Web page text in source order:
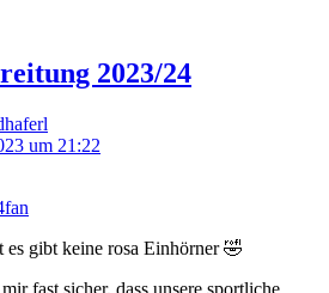
2023/24
um 21:22
es gibt keine rosa Einhörner 🤣
fast sicher, dass unsere sportliche